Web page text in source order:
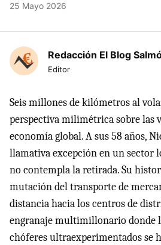
25 Mayo 2026
Redacción El Blog
Editor
Seis millones de kilómetros al
perspectiva milimétrica sobre las
economía global. A sus 58 años,
llamativa excepción en un sector
no contempla la retirada. Su
mutación del transporte de
distancia hacia los centros de
engranaje multimillonario donde
chóferes ultraexperimentados se